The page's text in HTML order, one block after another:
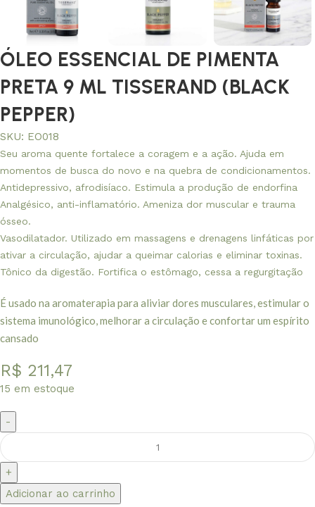
ÓLEO ESSENCIAL DE PIMENTA
PRETA 9 ML TISSERAND (BLACK
PEPPER)
SKU: EO018
Seu aroma quente fortalece a coragem e a ação. Ajuda em
momentos de busca do novo e na quebra de condicionamentos.
Antidepressivo, afrodisíaco. Estimula a produção de endorfina
Analgésico, anti-inflamatório. Ameniza dor muscular e trauma
ósseo.
Vasodilatador. Utilizado em massagens e drenagens linfáticas por
ativar a circulação, ajudar a queimar calorias e eliminar toxinas.
Tônico da digestão. Fortifica o estômago, cessa a regurgitação
É usado na aromaterapia para aliviar dores musculares, estimular o
sistema imunológico, melhorar a circulação e confortar um espírito
cansado
R$ 211,47
15 em estoque
Adicionar ao carrinho